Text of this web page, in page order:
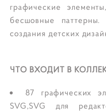
графические
бесшовные
создания детских
ЧТО ВХОДИТ В
87 графических
SVG,SVG для